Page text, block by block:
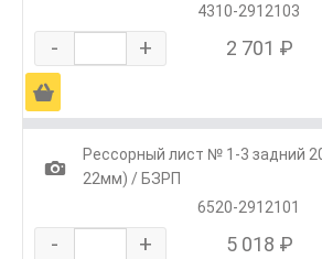
4310-2912103
- + 2 701 ₽
Ä
1
Рессорный лист № 1-3 задний
22мм) / БЗРП
6520-2912101
- + 5 018 ₽